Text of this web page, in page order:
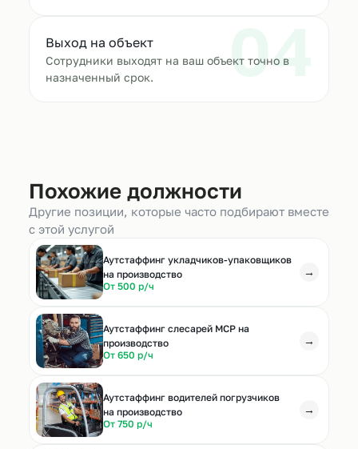
04
Выход на объект
Сотрудники выходят на ваш объект точно в
назначенный срок.
Похожие должности
Другие позиции, которые часто подбирают вместе
с этой услугой
Аутстаффинг укладчиков-упаковщиков
на производство
От 500 р/ч
→
Аутстаффинг слесарей МСР на
производство
От 650 р/ч
→
Аутстаффинг водителей погрузчиков
на производство
От 750 р/ч
→